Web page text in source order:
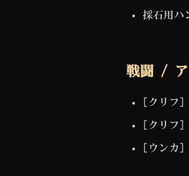
採石用ハ
戦闘 / ア
[クリフ]
[クリフ]
[ウンカ]